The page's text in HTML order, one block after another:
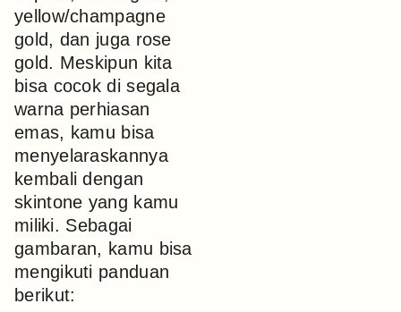
yellow/champagne
gold, dan juga rose
gold. Meskipun kita
bisa cocok di segala
warna perhiasan
emas, kamu bisa
menyelaraskannya
kembali dengan
skintone yang kamu
miliki. Sebagai
gambaran, kamu bisa
mengikuti panduan
berikut: